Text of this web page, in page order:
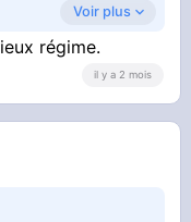
Voir plus
régime.
il y a 2 mois